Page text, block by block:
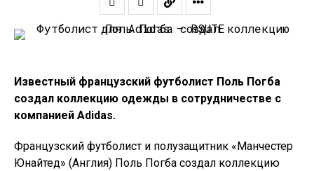
Известный французский футболист Поль Погба
создал коллекцию одежды в сотрудничестве с
компанией Adidas.
Французский футболист и полузащитник «Манчестер
Юнайтед» (Англия) Поль Погба создал коллекцию